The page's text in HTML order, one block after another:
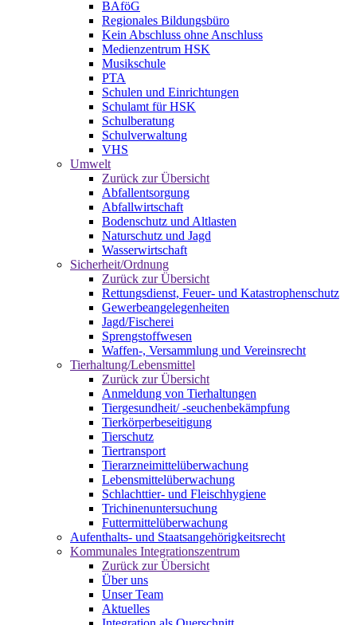
BAföG
Regionales Bildungsbüro
Kein Abschluss ohne Anschluss
Medienzentrum HSK
Musikschule
PTA
Schulen und Einrichtungen
Schulamt für HSK
Schulberatung
Schulverwaltung
VHS
Umwelt
Zurück zur Übersicht
Abfallentsorgung
Abfallwirtschaft
Bodenschutz und Altlasten
Naturschutz und Jagd
Wasserwirtschaft
Sicherheit/Ordnung
Zurück zur Übersicht
Rettungsdienst, Feuer- und Katastrophenschutz
Gewerbeangelegenheiten
Jagd/Fischerei
Sprengstoffwesen
Waffen-, Versammlung und Vereinsrecht
Tierhaltung/Lebensmittel
Zurück zur Übersicht
Anmeldung von Tierhaltungen
Tiergesundheit/ -seuchenbekämpfung
Tierkörperbeseitigung
Tierschutz
Tiertransport
Tierarzneimittelüberwachung
Lebensmittelüberwachung
Schlachttier- und Fleischhygiene
Trichinenuntersuchung
Futtermittelüberwachung
Aufenthalts- und Staatsangehörigkeitsrecht
Kommunales Integrationszentrum
Zurück zur Übersicht
Über uns
Unser Team
Aktuelles